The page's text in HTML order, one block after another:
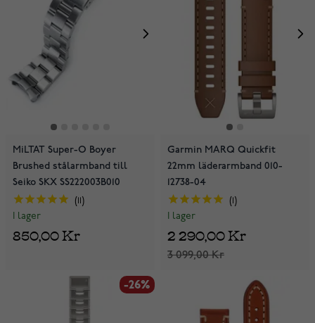
MiLTAT Super-O Boyer
Brushed stålarmband till
Seiko SKX SS222003B010
11
I lager
850,00 Kr
Garmin MARQ Quickfit
22mm läderarmband 010-
12738-04
1
I lager
3 099,00 Kr
2 290,00 Kr
-26%